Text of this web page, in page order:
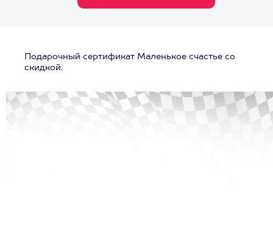
Подарочный сертификат Маленькое счастье со
скидкой.